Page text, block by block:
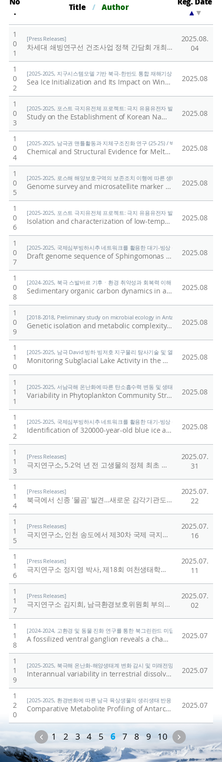
ch
No
.
Title / Author
Reg. Date
▲
1
0
1
[Press Releases]
차세대 쇄빙연구선 건조사업 정책 간담회 개최 극지연구소
2025.08.
04
1
0
2
[2025-2025, 지구시스템모델 기반 북극-한반도 통합 재해기상 예측 시스템
Sea Ice Initialization and Its Impact on Winter Seasonal Prediction Skill over the Northern Hemisphere in Coupled Forecast System 2025.08
1
0
3
[2025-2025, 포스트 극지유전체 프로젝트: 극지 유용유전자 발굴을 위한 기능유전
Study on the Establishment of Korean Names and Naming Principles for Antarctic Fish Species 2025.08
1
0
4
[2025-2025, 남극권 맨틀활동과 지체구조진화 연구 (25-25) / 박숭현]
Chemical and Structural Evidence for Melt-Induced Amorphization of Alkali Feldspar in Lunar Meteorite DEW 12007: Insight into Shock Amorphization Mechanisms 2025.08
1
0
5
[2025-2025, 로스해 해양보호구역의 보존조치 이행에 따른 생태계 변화 연구 (25-
Genome survey and microsatellite marker development in the Antarctic Eaton's skate, Bathyraja eatonii (Rajiformes, Arhynchobatidae) 2025.08
1
0
6
[2025-2025, 포스트 극지유전체 프로젝트: 극지 유용유전자 발굴을 위한 기능유전
Isolation and characterization of low-temperature and high-salinity amylase from Halomonas sp. KS41843 2025.08
1
0
7
[2025-2025, 국제심부빙하시추 네트워크를 활용한 대기-빙상 상호작용의 자연적·
Draft genome sequence of Sphingomonas sp. GlSt437 isolated from the Styx Glacier, Antarctica 2025.08
1
0
8
[2024-2025, 북극 스발바르 기후ㆍ환경 취약성과 회복력 이해 (24-25) / 남승일]
Sedimentary organic carbon dynamics in a glaciated Arctic fjord: tracing contributions of terrestrial and marine sources in the context of Atlantification over recent centuries 2025.08
1
0
9
[2018-2018, Preliminary study on microbial ecology in Antarctic lakes based
Genetic isolation and metabolic complexity of an Antarctic subglacial microbiome 2025.08
1
1
0
[2025-2025, 남극 David 빙하 빙저호 지구물리 탐사기술 및 열수시추 기술개발
Monitoring Subglacial Lake Activity in the David Glacier Region, East Antarctica, Using a DInSAR Displacement Integration Approach 2025.08
1
1
1
[2025-2025, 서남극해 온난화에 따른 탄소흡수력 변동 및 생태계 반응 연구 (25-
Variability in Phytoplankton Community Structure and Primary Productivity in Antarctic Coastal Waters 2025.08
1
1
2
[2025-2025, 국제심부빙하시추 네트워크를 활용한 대기-빙상 상호작용의 자연적·
Identification of 320000-year-old blue ice at the surface of the Elephant Moraine region, East Antarctica 2025.08
1
1
3
[Press Releases]
극지연구소, 5.2억 년 전 고생물의 정체 최초 입증 극지연구
2025.07.
31
1
1
4
[Press Releases]
북극에서 신종 '물곰' 발견…새로운 감각기관도 확인 극지연
2025.07.
22
1
1
5
[Press Releases]
극지연구소, 인천 송도에서 제30차 국제 극지과학 심포지엄 개최
2025.07.
16
1
1
6
[Press Releases]
극지연구소 정지영 박사, 제18회 여천생태학상 수상 /
2025.07.
11
1
1
7
[Press Releases]
극지연구소 김지희, 남극환경보호위원회 부의장 선출 /
2025.07.
02
1
1
8
[2024-2024, 고환경 및 동물 진화 연구를 통한 북그린란드 미답지 진출 (24-24) / 박
A fossilized ventral ganglion reveals a chaetognath affinity for Cambrian nectocaridids 2025.07
1
1
9
[2025-2025, 북극해 온난화-해양생태계 변화 감시 및 미래전망 연구 (25-25) / 양은
Interannual variability in terrestrial dissolved organic matter advection to the eastern East Siberian Sea under contrasting Beaufort Gyre conditions 2025.07
1
2
0
[2025-2025, 환경변화에 따른 남극 육상생물의 생리생태 반응 규명 (25-25) / 이형
Comparative Metabolite Profiling of Antarctic and Korean Mosses: Insights into Adaptation Mechanisms of Antarctic Moss Species 2025.07
Previous
1 2 3 4 5 6 7 8 9 10